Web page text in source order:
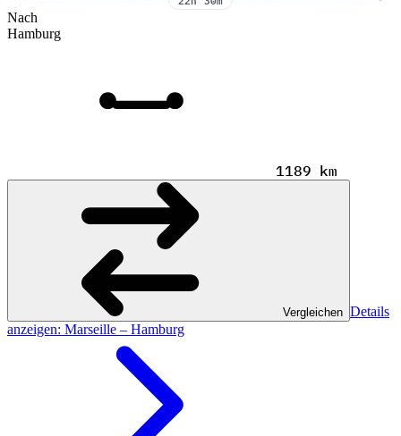
Nach
Hamburg
1189 km
Vergleichen Details
anzeigen: Marseille – Hamburg